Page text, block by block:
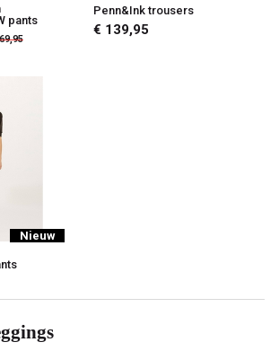
pants
Penn&Ink trousers
€ 139,95
Nieuw